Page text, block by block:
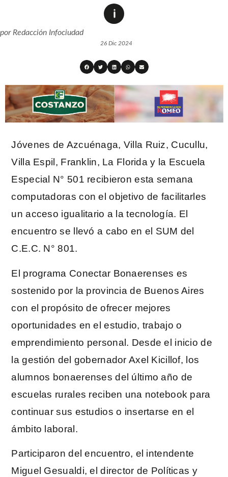
porRedacción Infociudad
26 Dic 2024
Jóvenes de Azcuénaga, Villa Ruiz, Cucullu,
Villa Espil, Franklin, La Florida y la Escuela
Especial N° 501 recibieron esta semana
computadoras con el objetivo de facilitarles
un acceso igualitario a la tecnología. El
encuentro se llevó a cabo en el SUM del
C.E.C. N° 801.
El programa Conectar Bonaerenses es
sostenido por la provincia de Buenos Aires
con el propósito de ofrecer mejores
oportunidades en el estudio, trabajo o
emprendimiento personal. Desde el inicio de
la gestión del gobernador Axel Kicillof, los
alumnos bonaerenses del último año de
escuelas rurales reciben una notebook para
continuar sus estudios o insertarse en el
ámbito laboral.
Participaron del encuentro, el intendente
Miguel Gesualdi, el director de Políticas y